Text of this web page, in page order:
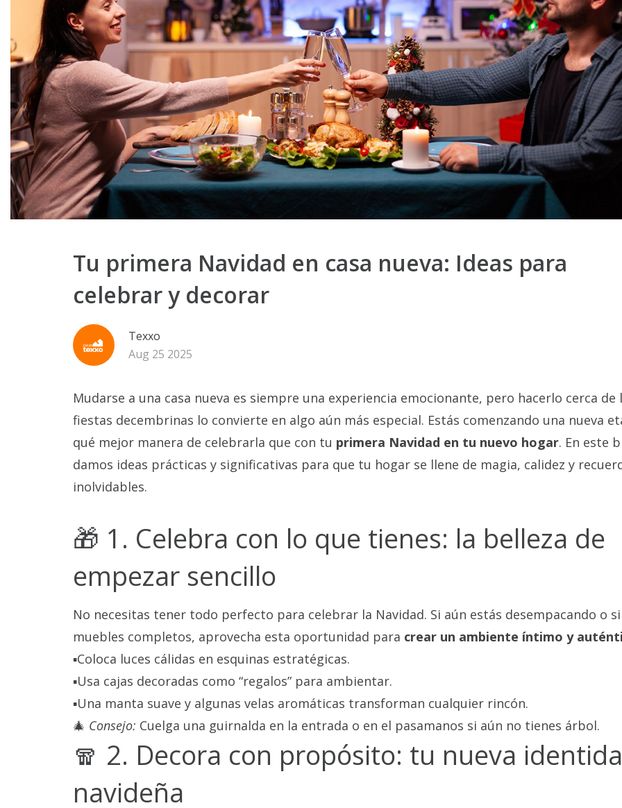
Tu primera Navidad en casa nueva: Ideas para
celebrar y decorar
Texxo
Aug 25 2025
Mudarse a una casa nueva es siempre una experiencia emocionante, pero hacerlo cerca de
fiestas decembrinas lo convierte en algo aún más especial. Estás comenzando una nueva
qué mejor manera de celebrarla que con tu primera Navidad en tu nuevo hogar. En este
damos ideas prácticas y significativas para que tu hogar se llene de magia, calidez y
inolvidables.
🎁 1. Celebra con lo que tienes: la belleza de
empezar sencillo
No necesitas tener todo perfecto para celebrar la Navidad. Si aún estás desempacando o
muebles completos, aprovecha esta oportunidad para crear un ambiente íntimo y
▪️Coloca luces cálidas en esquinas estratégicas.
▪️Usa cajas decoradas como “regalos” para ambientar.
▪️Una manta suave y algunas velas aromáticas transforman cualquier rincón.
🎄 Consejo: Cuelga una guirnalda en la entrada o en el pasamanos si aún no tienes árbol.
🧣 2. Decora con propósito: tu nueva
navideña